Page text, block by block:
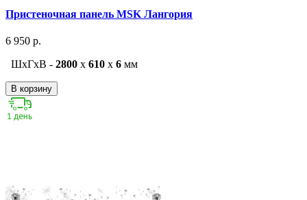
Пристеночная панель MSK Лангория
6 950 р.
ШxГxВ - 2800 x 610 x 6 мм
В корзину